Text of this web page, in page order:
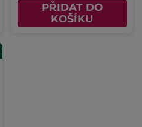
PŘIDAT DO
KOŠÍKU